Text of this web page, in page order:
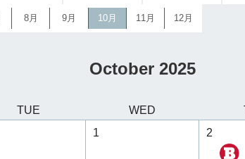
8月 9月 10月 11月 12月
October 2025
TUE WED
1
2